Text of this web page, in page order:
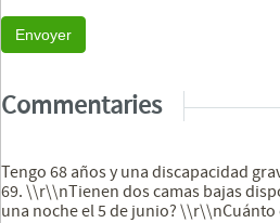
Envoyer
Commentaries
Tengo 68 años y una discapacidad
69. \\r\\nTienen dos camas bajas
una noche el 5 de junio?